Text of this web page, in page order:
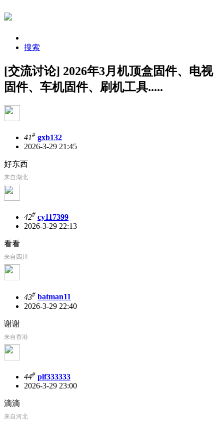
搜索
[交流讨论] 2026年3月机顶盒固件、电视
固件、车机固件、刷机工具.....
41# gxb132
2026-3-29 21:45
好东西
来自湖北
42# cy117399
2026-3-29 22:13
看看
来自四川
43# batman11
2026-3-29 22:40
谢谢
来自香港
44# plf333333
2026-3-29 23:00
滴滴
来自河北